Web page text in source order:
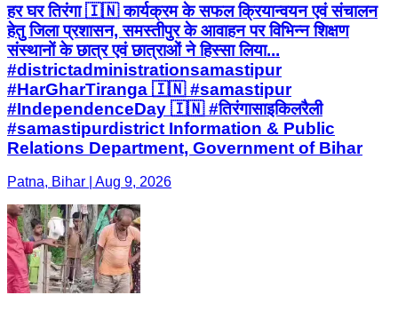
हर घर तिरंगा 🇮🇳 कार्यक्रम के सफल क्रियान्वयन एवं संचालन
हेतु जिला प्रशासन, समस्तीपुर के आवाहन पर विभिन्न शिक्षण
संस्थानों के छात्र एवं छात्राओं ने हिस्सा लिया...
#districtadministrationsamastipur
#HarGharTiranga 🇮🇳 #samastipur
#IndependenceDay 🇮🇳 #तिरंगासाइकिलरैली
#samastipurdistrict Information & Public
Relations Department, Government of Bihar
Patna, Bihar | Aug 9, 2026